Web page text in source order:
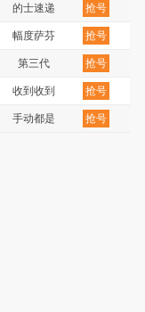
点
的士速递 抢号
幅度萨芬 抢号
第三代 抢号
收到收到 抢号
手动都是 抢号